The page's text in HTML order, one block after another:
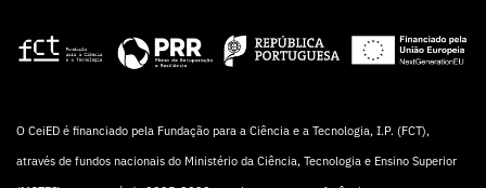
O CeiED é financiado pela Fundação para a Ciência e a Tecnologia, I.P. (FCT),
através de fundos nacionais do Ministério da Ciência, Tecnologia e Ensino Superior